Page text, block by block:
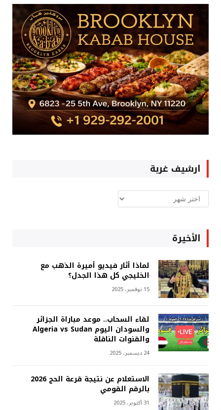
ارشيف غربة
ارشيف
غربة
الأخيرة
لماذا أثار فيديو أميرة الذهب مع
الخليجي كل هذا الجدل؟
15 نوفمبر، 2025
لقاء السحاب.. موعد مباراة الجزائر
والسودان اليوم Algeria vs Sudan
والقنوات الناقلة
24 ديسمبر، 2025
الاستعلام عن نتيجة قرعة الحج 2026
بالرقم القومي
31 أكتوبر، 2025